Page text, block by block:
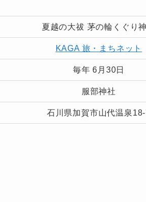
夏越の大祓 茅の輪くぐり
KAGA 旅・まちネット
毎年 6月30日
服部神社
石川県加賀市山代温泉